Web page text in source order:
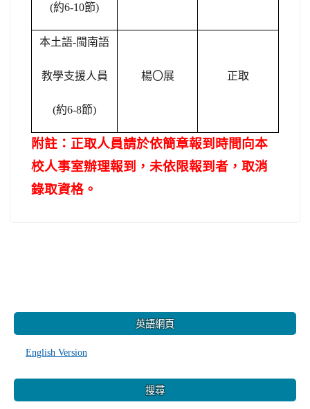
(約6-10節)
本土語-閩南語
教學支援人員
(約6-8節)
楊〇展 正取
附註：正取人員請於依簡章報到時間向本
校人事室辦理報到，未依限報到者，取消
錄取資格。
英語網頁
English Version
搜尋